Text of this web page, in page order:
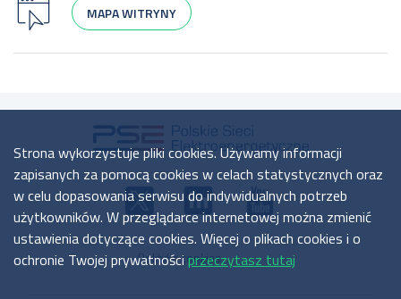
MAPA WITRYNY
Polityka cookies
Strona wykorzystuje pliki cookies. Używamy informacji
zapisanych za pomocą cookies w celach statystycznych oraz
w celu dopasowania serwisu do indywidualnych potrzeb
użytkowników. W przeglądarce internetowej można zmienić
ustawienia dotyczące cookies. Więcej o plikach cookies i o
ochronie Twojej prywatnościprzeczytasz tutaj